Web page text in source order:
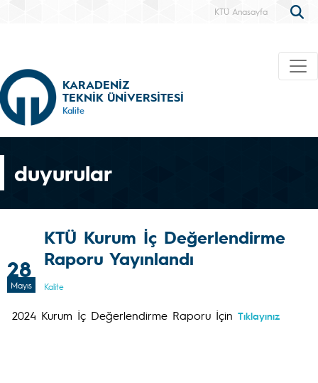
KTÜ Anasayfa
KARADENİZ
TEKNİK ÜNİVERSİTESİ
Kalite
duyurular
28
Mayıs
KTÜ Kurum İç Değerlendirme
Raporu Yayınlandı
Kalite
2024 Kurum İç Değerlendirme Raporu İçin Tıklayınız